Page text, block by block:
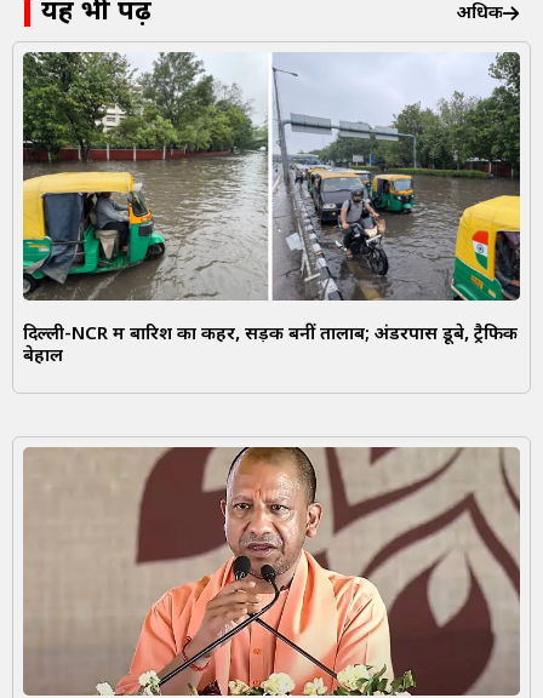
यह भी पढ़ें अधिक
दिल्ली-NCR में बारिश का कहर, सड़कें बनीं तालाब; अंडरपास डूबे, ट्रैफिक
बेहाल